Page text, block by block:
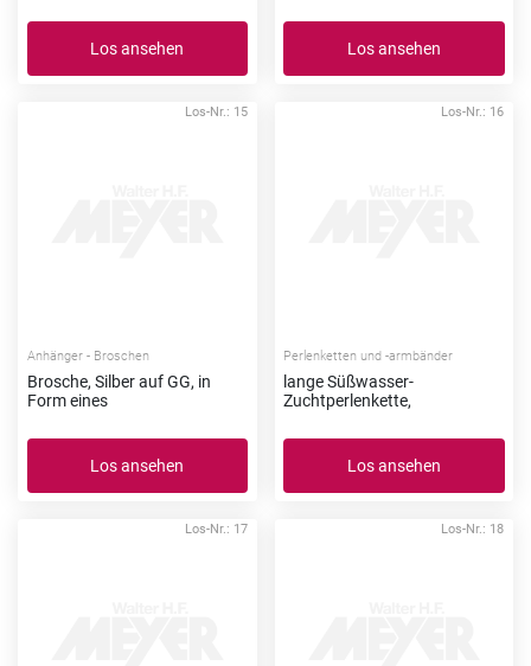
Los ansehen Los ansehen
Los-Nr.: 15
Anhänger - Broschen
Brosche, Silber auf GG, in
Form eines
Los ansehen
Los-Nr.: 16
Perlenketten und -armbänder
lange Süßwasser-
Zuchtperlenkette,
Los ansehen
Los-Nr.: 17 Los-Nr.: 18